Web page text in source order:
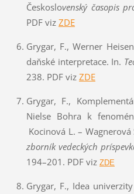
Československý časopis
PDF viz ZDE
Grygar, F., Werner
daňské interpretace. In.
238. PDF viz ZDE
Grygar, F.,
Nielse Bohra k
Kocinová L. – Wagnerová
zborník vedeckých
194–201. PDF viz ZDE
Grygar, F., Idea